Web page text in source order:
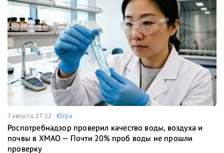
7 августа, 17:12 Югра
Роспотребнадзор проверил качество воды, воздуха и
почвы в ХМАО — Почти 20% проб воды не прошли
проверку